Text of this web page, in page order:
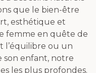
que le bien-être
esthétique et
femme en quête de
l’équilibre ou un
son enfant, notre
les plus profondes.